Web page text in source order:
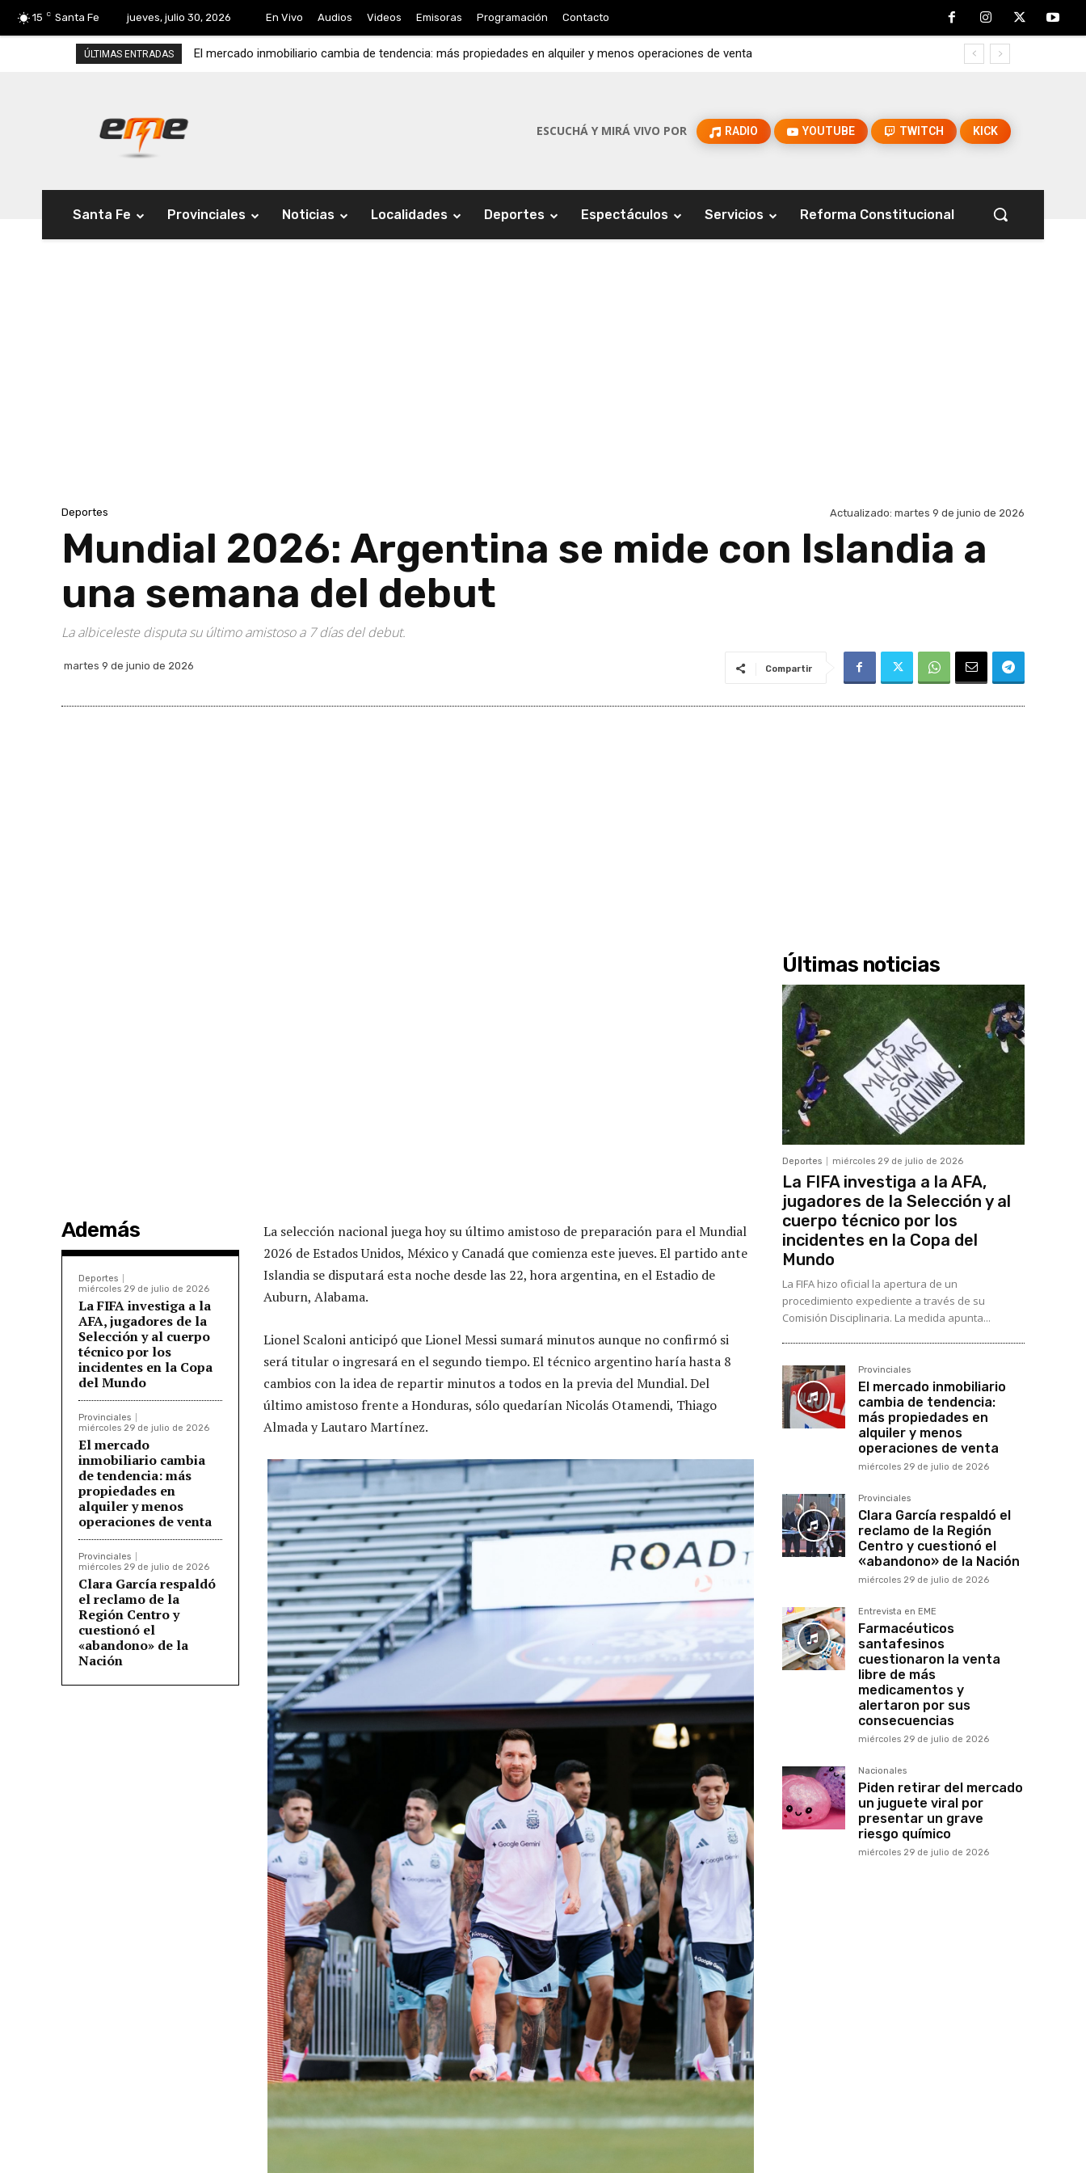
15 C Santa Fe jueves, julio 30, 2026 En Vivo Audios Videos Emisoras Programación Contacto
ÚLTIMAS ENTRADAS El mercado inmobiliario cambia de tendencia: más propiedades en alquiler y menos operaciones de venta
Clara García respaldó el reclamo de la Región Centro y cuestionó el «abandono» de la Nación
ESCUCHÁ Y MIRÁ VIVO POR RADIO YOUTUBE TWITCH KICK
Santa Fe Provinciales Noticias Localidades Deportes Espectáculos Servicios Reforma Constitucional
Deportes Actualizado: martes 9 de junio de 2026
Mundial 2026: Argentina se mide con Islandia a
una semana del debut
La albiceleste disputa su último amistoso a 7 días del debut.
martes 9 de junio de 2026 Compartir
Además
Deportes
miércoles 29 de julio de 2026
La FIFA investiga a la
AFA, jugadores de la
Selección y al cuerpo
técnico por los
incidentes en la Copa
del Mundo
Provinciales
miércoles 29 de julio de 2026
El mercado
inmobiliario cambia
de tendencia: más
propiedades en
alquiler y menos
operaciones de venta
Provinciales
miércoles 29 de julio de 2026
Clara García respaldó
el reclamo de la
Región Centro y
cuestionó el
«abandono» de la
Nación
La selección nacional juega hoy su último amistoso de preparación para el Mundial
2026 de Estados Unidos, México y Canadá que comienza este jueves. El partido ante
Islandia se disputará esta noche desde las 22, hora argentina, en el Estadio de
Auburn, Alabama.
Lionel Scaloni anticipó que Lionel Messi sumará minutos aunque no confirmó si
será titular o ingresará en el segundo tiempo. El técnico argentino haría hasta 8
cambios con la idea de repartir minutos a todos en la previa del Mundial. Del
último amistoso frente a Honduras, sólo quedarían Nicolás Otamendi, Thiago
Almada y Lautaro Martínez.
Últimas noticias
Deportes miércoles 29 de julio de 2026
La FIFA investiga a la AFA,
jugadores de la Selección y al
cuerpo técnico por los
incidentes en la Copa del
Mundo
La FIFA hizo oficial la apertura de un
procedimiento expediente a través de su
Comisión Disciplinaria. La medida apunta...
Provinciales
El mercado inmobiliario
cambia de tendencia:
más propiedades en
alquiler y menos
operaciones de venta
miércoles 29 de julio de 2026
Provinciales
Clara García respaldó el
reclamo de la Región
Centro y cuestionó el
«abandono» de la Nación
miércoles 29 de julio de 2026
Entrevista en EME
Farmacéuticos
santafesinos
cuestionaron la venta
libre de más
medicamentos y
alertaron por sus
consecuencias
miércoles 29 de julio de 2026
Nacionales
Piden retirar del mercado
un juguete viral por
presentar un grave
riesgo químico
miércoles 29 de julio de 2026